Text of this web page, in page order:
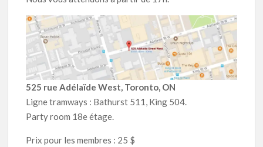
525 rue Adélaïde West, Toronto, ON
Ligne tramways : Bathurst 511, King 504.
Party room 18e étage.
Prix pour les membres : 25 $